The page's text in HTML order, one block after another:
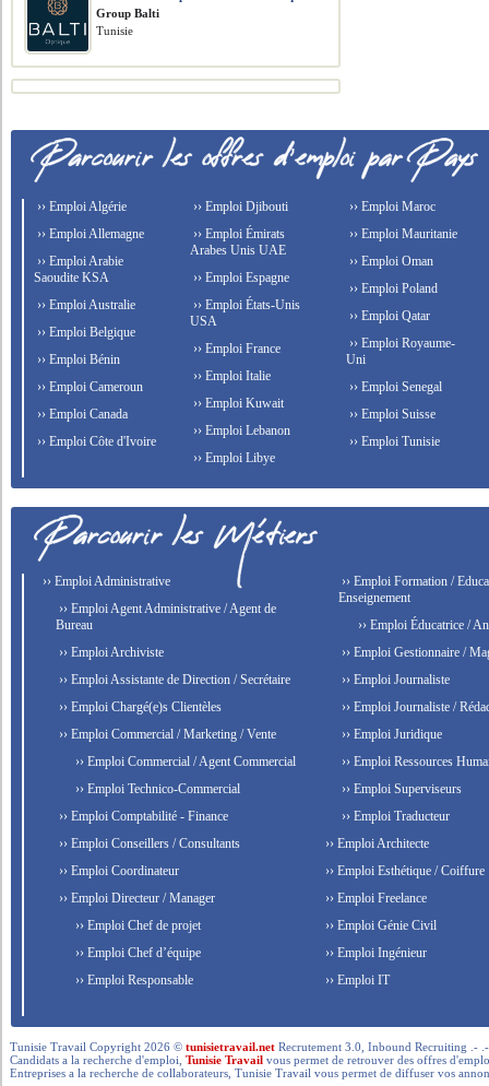
Group Balti
Tunisie
›› Emploi Algérie
›› Emploi Allemagne
›› Emploi Arabie
Saoudite KSA
›› Emploi Australie
›› Emploi Belgique
›› Emploi Bénin
›› Emploi Cameroun
›› Emploi Canada
›› Emploi Côte d'Ivoire
›› Emploi Djibouti
›› Emploi Émirats
Arabes Unis UAE
›› Emploi Espagne
›› Emploi États-Unis
USA
›› Emploi France
›› Emploi Italie
›› Emploi Kuwait
›› Emploi Lebanon
›› Emploi Libye
›› Emploi Maroc
›› Emploi Mauritanie
›› Emploi Oman
›› Emploi Poland
›› Emploi Qatar
›› Emploi Royaume-
Uni
›› Emploi Senegal
›› Emploi Suisse
›› Emploi Tunisie
›› Emploi Administrative
›› Emploi Agent Administrative / Agent de
Bureau
›› Emploi Archiviste
›› Emploi Assistante de Direction / Secrétaire
›› Emploi Chargé(e)s Clientèles
›› Emploi Commercial / Marketing / Vente
›› Emploi Commercial / Agent Commercial
›› Emploi Technico-Commercial
›› Emploi Comptabilité - Finance
›› Emploi Conseillers / Consultants
›› Emploi Coordinateur
›› Emploi Directeur / Manager
›› Emploi Chef de projet
›› Emploi Chef d’équipe
›› Emploi Responsable
›› Emploi Formation /
Enseignement
›› Emploi Éducatrice /
›› Emploi Gestionnaire /
›› Emploi Journaliste
›› Emploi Journaliste /
›› Emploi Juridique
›› Emploi Ressources
›› Emploi Superviseurs
›› Emploi Traducteur
›› Emploi Architecte
›› Emploi Esthétique / Coiffure
›› Emploi Freelance
›› Emploi Génie Civil
›› Emploi Ingénieur
›› Emploi IT
Tunisie Travail Copyright 2026 ©tunisietravail.net Recrutement 3.0, Inbound Recruiting .-
Candidats a la recherche d'emploi,Tunisie Travail vous permet de retrouver des offres
Entreprises a la recherche de collaborateurs, Tunisie Travail vous permet de diffuser vos